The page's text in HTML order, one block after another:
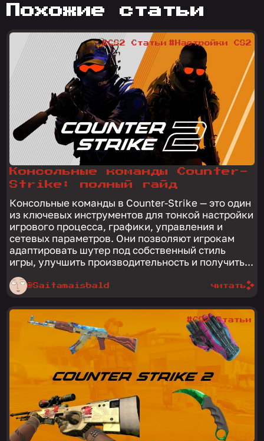
похожие статьи
Консольные команды Counter-
Strike: полный гайд
Консольные команды в Counter-Strike — это один
из ключевых инструментов для тонкой настройки
игрового процесса, графики, управления и
сетевых параметров. Они позволяют игрокам
адаптировать шутер под собственный стиль
игры, улучшить производительность и получить...
@Saitamaisbald
#CS2 Статьи #Настройки CS2
читать
#CS2 Статьи